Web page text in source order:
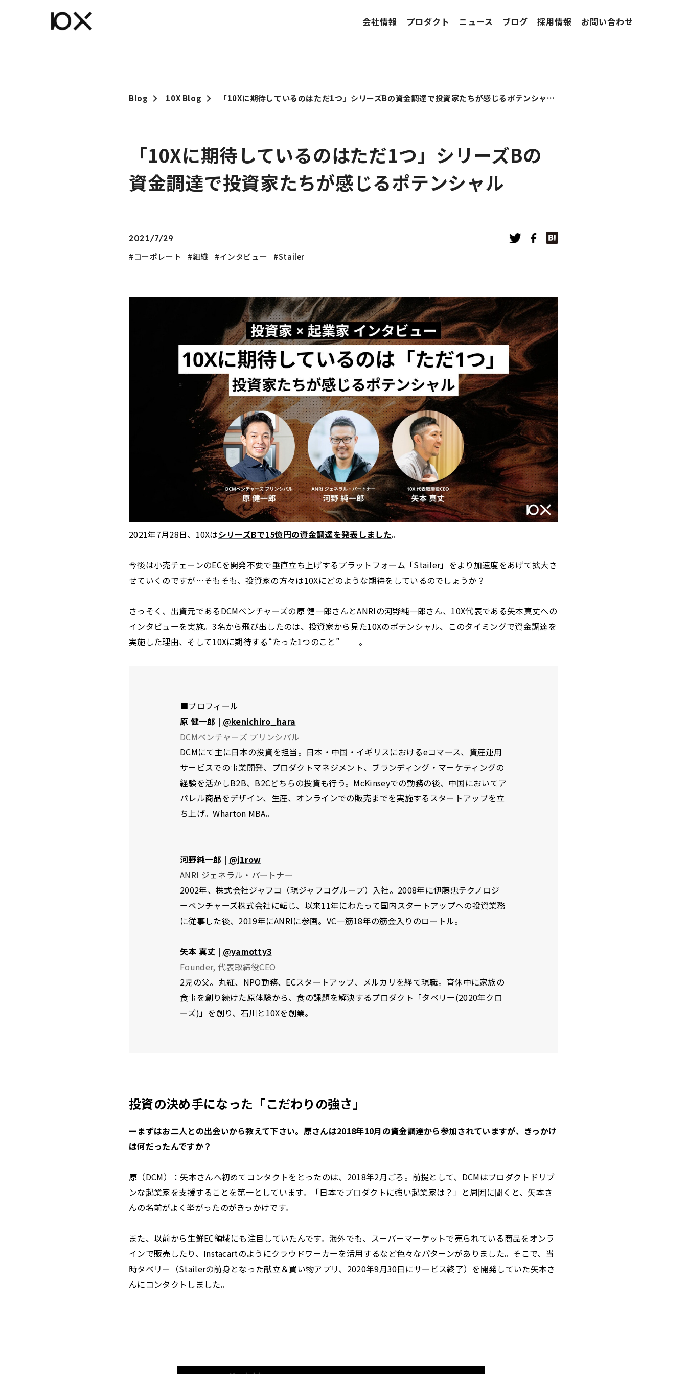
Blog 10X Blog 「10Xに期待しているのはただ1つ」シリーズBの資金調達で投資家たちが感じるポテンシャル
「10Xに期待しているのはただ1つ」シリーズBの
資金調達で投資家たちが感じるポテンシャル
2021/7/29
コーポレート 組織 インタビュー Stailer
2021年7月28日、10XはシリーズBで15億円の資金調達を発表しました。
今後は小売チェーンのECを開発不要で垂直立ち上げするプラットフォーム「Stailer」をより加速度をあげて拡大さ
せていくのですが…そもそも、投資家の方々は10Xにどのような期待をしているのでしょうか？
さっそく、出資元であるDCMベンチャーズの原 健一郎さんとANRIの河野純一郎さん、10X代表である矢本真丈への
インタビューを実施。3名から飛び出したのは、投資家から見た10Xのポテンシャル、このタイミングで資金調達を
実施した理由、そして10Xに期待する“たった1つのこと” ──。
■プロフィール
原 健一郎 | @kenichiro_hara
DCMベンチャーズ プリンシパル
DCMにて主に日本の投資を担当。日本・中国・イギリスにおけるeコマース、資産運用
サービスでの事業開発、プロダクトマネジメント、ブランディング・マーケティングの
経験を活かしB2B、B2Cどちらの投資も行う。McKinseyでの勤務の後、中国においてア
パレル商品をデザイン、生産、オンラインでの販売までを実施するスタートアップを立
ち上げ。Wharton MBA。
河野純一郎 | @j1row
ANRI ジェネラル・パートナー
2002年、株式会社ジャフコ（現ジャフコグループ）入社。2008年に伊藤忠テクノロジ
ーベンチャーズ株式会社に転じ、以来11年にわたって国内スタートアップへの投資業務
に従事した後、2019年にANRIに参画。VC一筋18年の筋金入りのロートル。
矢本 真丈 | @yamotty3
Founder, 代表取締役CEO
2児の父。丸紅、NPO勤務、ECスタートアップ、メルカリを経て現職。育休中に家族の
食事を創り続けた原体験から、食の課題を解決するプロダクト「タベリー(2020年クロ
ーズ)」を創り、石川と10Xを創業。
投資の決め手になった「こだわりの強さ」
ーまずはお二人との出会いから教えて下さい。原さんは2018年10月の資金調達から参加されていますが、きっかけ
は何だったんですか？
原（DCM）：矢本さんへ初めてコンタクトをとったのは、2018年2月ごろ。前提として、DCMはプロダクトドリブ
ンな起業家を支援することを第一としています。「日本でプロダクトに強い起業家は？」と周囲に聞くと、矢本さ
んの名前がよく挙がったのがきっかけです。
また、以前から生鮮EC領域にも注目していたんです。海外でも、スーパーマーケットで売られている商品をオンラ
インで販売したり、Instacartのようにクラウドワーカーを活用するなど色々なパターンがありました。そこで、当
時タベリー（Stailerの前身となった献立＆買い物アプリ、2020年9月30日にサービス終了）を開発していた矢本さ
んにコンタクトしました。
会社情報 プロダクト ニュース ブログ 採用情報 お問い合わせ